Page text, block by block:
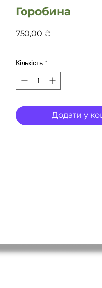
Горобина
750,00 ₴
Кількість *
Додати у